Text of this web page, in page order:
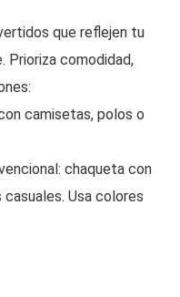
que reflejen tu
Prioriza comodidad,
camisetas, polos o
chaqueta con
Usa colores